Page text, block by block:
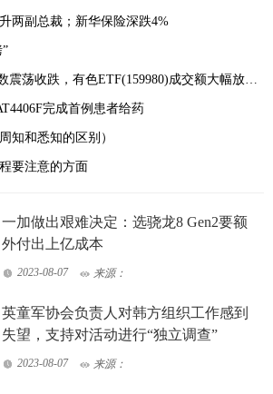
两副总裁；新华保险深跌4%
有色ETF(159980)成交额大幅放量超4251万元，换手率达13.9%
完成首例患者给药
知和悉知的区别）
要注意的方面
一加做出艰难决定：选骁龙8 Gen2要额
外付出上亿成本
2023-08-07 来源：
英童军协会负责人对韩方组织工作感到
失望，支持对活动进行“独立调查”
2023-08-07 来源：